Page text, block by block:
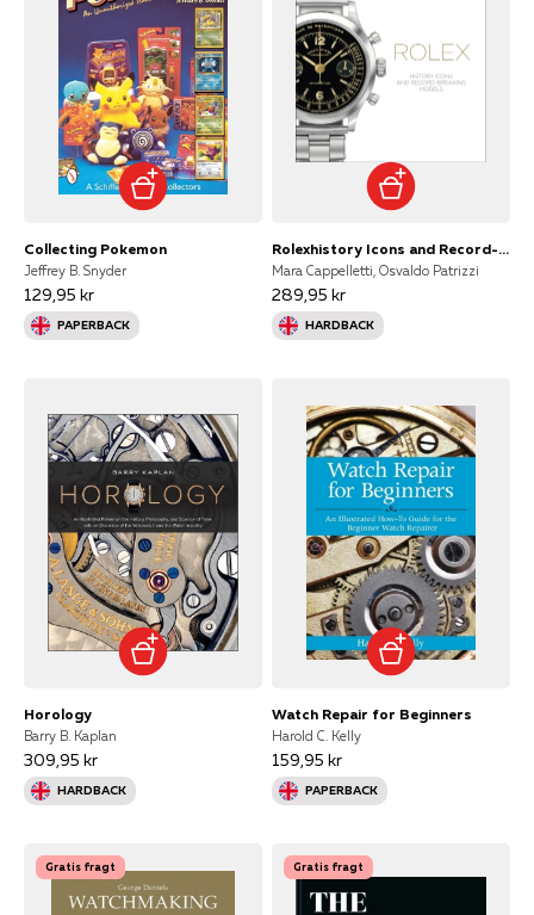
Collecting Pokemon
Jeffrey B. Snyder
129,95 kr
PAPERBACK
Rolexhistory Icons and Record-breaking Models
Mara Cappelletti, Osvaldo Patrizzi
289,95 kr
HARDBACK
Horology
Barry B. Kaplan
309,95 kr
HARDBACK
Watch Repair for Beginners
Harold C. Kelly
159,95 kr
PAPERBACK
Gratis fragt Gratis fragt